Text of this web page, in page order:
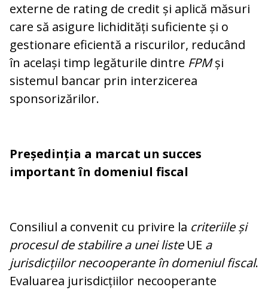
externe de rating de credit și apli­că măsuri
care să asigure lichidități sufi­ci­ente și o
gestionare eficientă a riscurilor, reducând
în același timp legăturile dintre FPMși
sistemul bancar prin interzicerea
sponsorizărilor.
Președinția a marcat un succes
important în domeniul fiscal
Consiliul a convenit cu privire la criteriile și
procesul de stabilire a unei liste UE a
jurisdicțiilor necooperante în domeniul fiscal.
Evaluarea jurisdicțiilor necoo­pe­ran­te